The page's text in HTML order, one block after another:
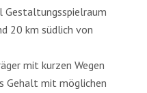
Gestaltungsspielraum
20 km südlich von
mit kurzen Wegen
Gehalt mit möglichen